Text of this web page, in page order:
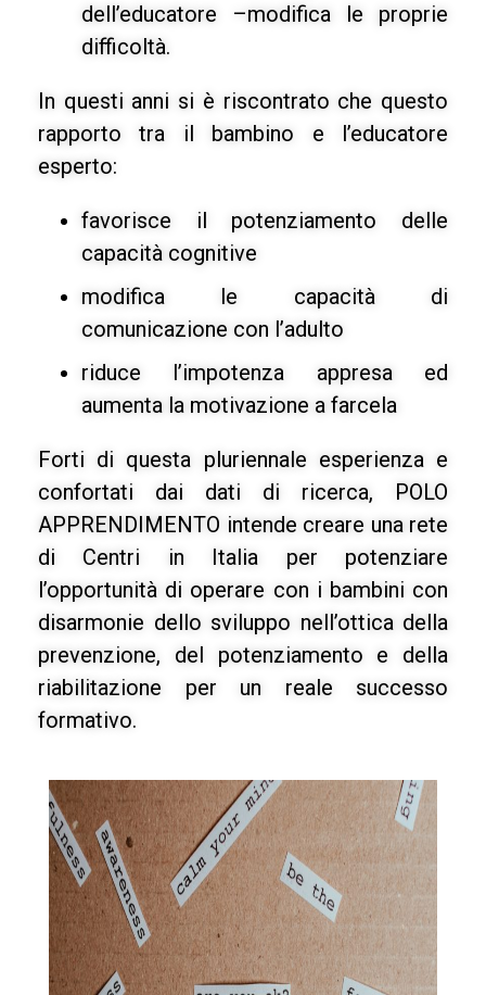
dell’educatore –modifica le proprie
difficoltà.
In questi anni si è riscontrato che questo
rapporto tra il bambino e l’educatore
esperto:
favorisce il potenziamento delle
capacità cognitive
modifica le capacità di
comunicazione con l’adulto
riduce l’impotenza appresa ed
aumenta la motivazione a farcela
Forti di questa pluriennale esperienza e
confortati dai dati di ricerca, POLO
APPRENDIMENTO intende creare una rete
di Centri in Italia per potenziare
l’opportunità di operare con i bambini con
disarmonie dello sviluppo nell’ottica della
prevenzione, del potenziamento e della
riabilitazione per un reale successo
formativo.